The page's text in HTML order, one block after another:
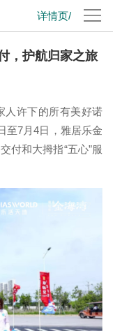
详情页/
，护航归家之旅
许下的所有美好诺
至7月4日，雅居乐金
付和大拇指“五心”服